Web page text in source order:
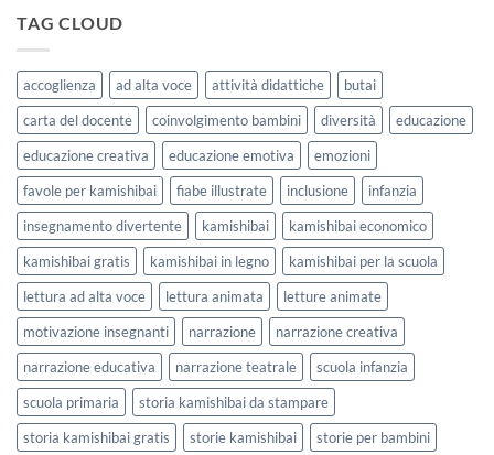
Settembre
2026
lavorare
sull’accoglienza
a
scuola
TAG CLOUD
accoglienza ad alta voce attività didattiche
butai
carta del docente
coinvolgimento bambini diversità
educazione
educazione creativa
educazione emotiva
emozioni
favole per kamishibai
fiabe illustrate inclusione
infanzia
insegnamento divertente
kamishibai
kamishibai economico
kamishibai gratis
kamishibai in legno
kamishibai per la scuola
lettura ad alta voce
lettura animata
letture animate
motivazione insegnanti
narrazione
narrazione creativa
narrazione educativa
narrazione teatrale
scuola infanzia
scuola primaria
storia kamishibai da stampare
storia kamishibai gratis
storie kamishibai
storie per bambini